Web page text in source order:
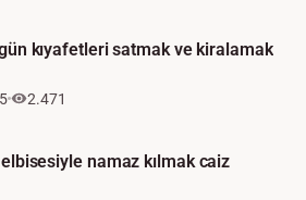
kıyafetleri satmak ve kiralamak
2.471
elbisesiyle namaz kılmak caiz